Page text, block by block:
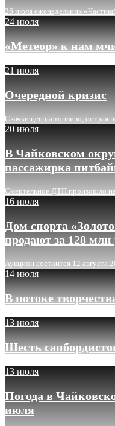
26 июля еженедельник
24 июля
«Метеор» к нам
21 июля
Очередной кризис
Скачки цен на топливо, острая
20 июля
В Чайковском
пассажирка
Смертельное ДТП произошло
16 июля
Дом спорта
продают за 128 млн
Аукцион состоится 12 августа
14 июля
В потоке
13 июля
Шесть
13 июля
Погода в
июля